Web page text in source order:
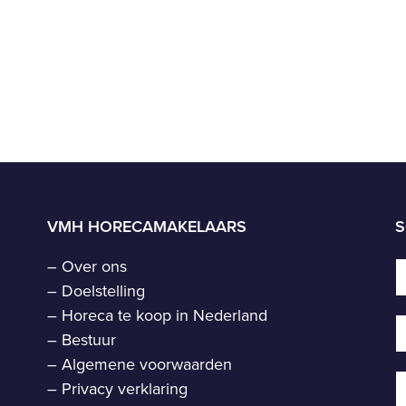
VMH HORECAMAKELAARS
– Over ons
– Doelstelling
– Horeca te koop in Nederland
– Bestuur
–Algemene voorwaarden
– Privacy verklaring